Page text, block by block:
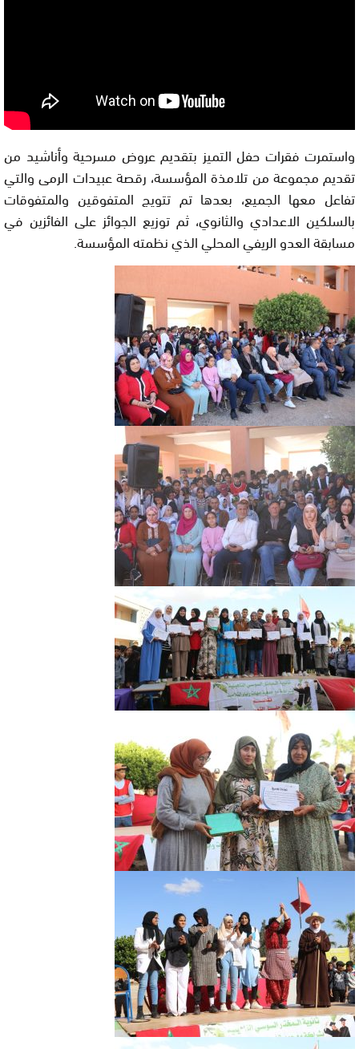
واستمرت فقرات حفل التميز بتقديم عروض مسرحية وأناشيد من
تقديم مجموعة من تلامذة المؤسسة، رقصة عبيدات الرمى والتي
تفاعل معها الجميع، بعدها تم تتويج المتفوقين والمتفوقات
بالسلكين الاعدادي والثانوي، ثم توزيع الجوائز على الفائزين في
مسابقة العدو الريفي المحلي الذي نظمته المؤسسة.